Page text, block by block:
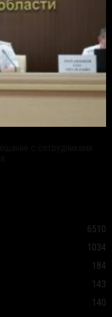
6510
1034
184
143
140